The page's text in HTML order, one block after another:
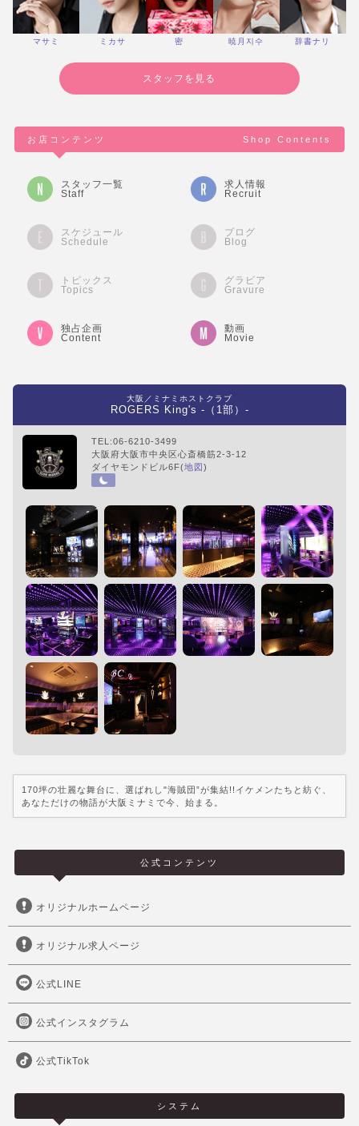
マサミ ミカサ 密 暁月지수 辞書ナリ
スタッフを見る
Shop Contents
お店コンテンツ
スタッフ一覧
Staff
求人情報
Recruit
スケジュール
Schedule
ブログ
Blog
トピックス
Topics
グラビア
Gravure
独占企画
Content
動画
Movie
大阪／ミナミホストクラブ
ROGERS King's -（1部）-
TEL:06-6210-3499
大阪府大阪市中央区心斎橋筋2-3-12
ダイヤモンドビル6F(地図)
170坪の壮麗な舞台に、選ばれし"海賊団”が集結!!イケメンたちと紡ぐ、
あなただけの物語が大阪ミナミで今、始まる。
公式コンテンツ
オリジナルホームページ
オリジナル求人ページ
公式LINE
公式インスタグラム
公式TikTok
システム